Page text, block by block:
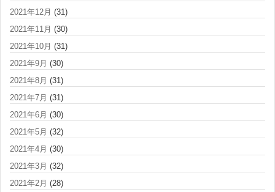
2021年12月 (31)
2021年11月 (30)
2021年10月 (31)
2021年9月 (30)
2021年8月 (31)
2021年7月 (31)
2021年6月 (30)
2021年5月 (32)
2021年4月 (30)
2021年3月 (32)
2021年2月 (28)